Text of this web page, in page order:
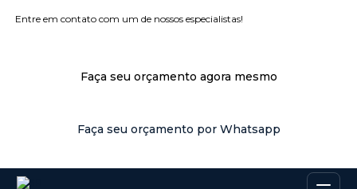
Entre em contato com um de nossos especialistas!
Faça seu orçamento agora mesmo
Faça seu orçamento por Whatsapp